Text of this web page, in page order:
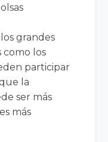
grandes
como los
participar
la
ser más
más